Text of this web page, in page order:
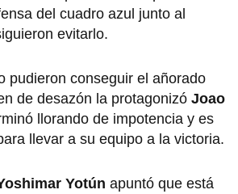
del cuadro azul junto al
evitarlo.
pudieron conseguir el añorado
de desazón la protagonizó Joao
llorando de impotencia y es
llevar a su equipo a la victoria.
Yotún apuntó que está